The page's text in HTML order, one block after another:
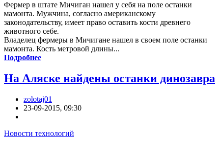
Фермер в штате Мичиган нашел у себя на поле останки
мамонта. Мужчина, согласно американскому
законодательству, имеет право оставить кости древнего
животного себе.
Владелец фермеры в Мичигане нашел в своем поле останки
мамонта. Кость метровой длины...
Подробнее
На Аляске найдены останки динозавра
zolotaj01
23-09-2015, 09:30
Новости технологий